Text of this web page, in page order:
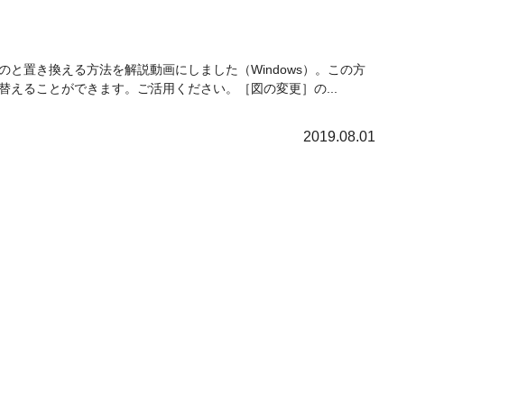
と置き換える方法を解説動画にしました（Windows）。この方
ることができます。ご活用ください。［図の変更］の...
2019.08.01